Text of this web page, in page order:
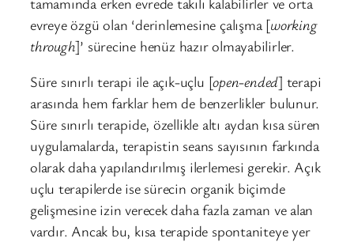
evreye özgü olan ‘derinlemesine çalışma [working
through]’ sürecine henüz hazır olmayabilirler.
Süre sınırlı terapi ile açık-uçlu [open-ended] terapi
arasında hem farklar hem de benzerlikler bulunur.
Süre sınırlı terapide, özellikle altı aydan kısa süren
uygulamalarda, terapistin seans sayısının farkında
olarak daha yapılandırılmış ilerlemesi gerekir. Açık
uçlu terapilerde ise sürecin organik biçimde
gelişmesine izin verecek daha fazla zaman ve alan
vardır. Ancak bu, kısa terapide spontaniteye yer